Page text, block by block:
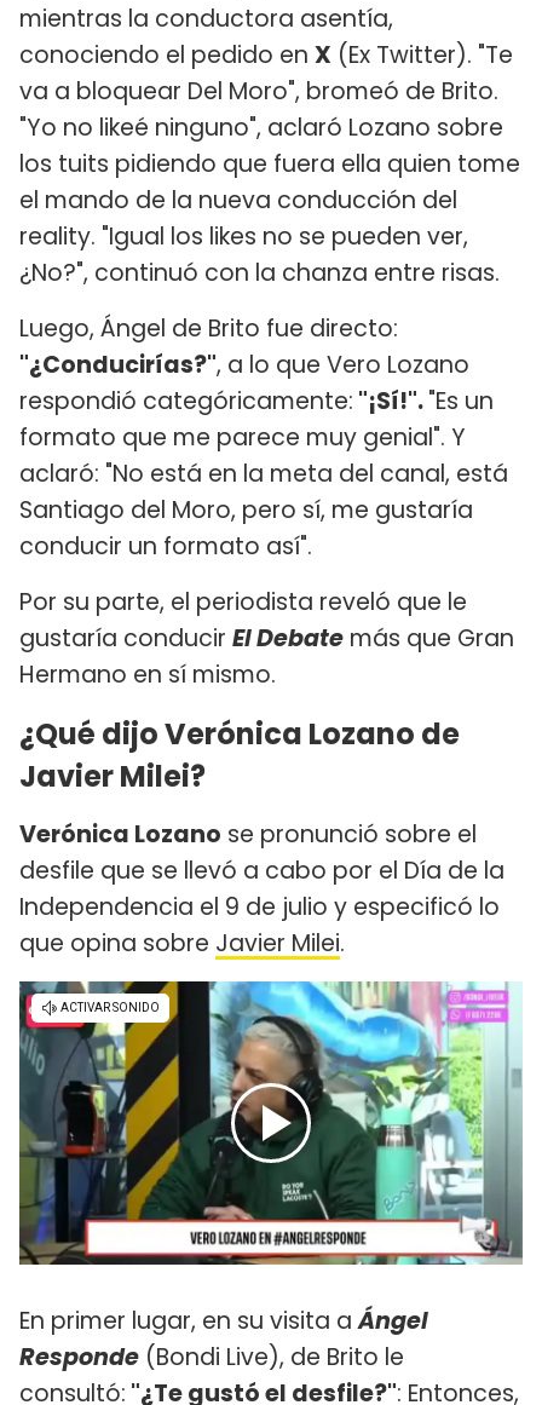
mientras la conductora asentía,
conociendo el pedido en X (Ex Twitter). "Te
va a bloquear Del Moro", bromeó de Brito.
"Yo no likeé ninguno", aclaró Lozano sobre
los tuits pidiendo que fuera ella quien tome
el mando de la nueva conducción del
reality. "Igual los likes no se pueden ver,
¿No?", continuó con la chanza entre risas.
Luego, Ángel de Brito fue directo:
"¿Conducirías?", a lo que Vero Lozano
respondió categóricamente: "¡Sí!"."Es un
formato que me parece muy genial". Y
aclaró: "No está en la meta del canal, está
Santiago del Moro, pero sí, me gustaría
conducir un formato así".
Por su parte, el periodista reveló que le
gustaría conducir El Debate más que Gran
Hermano en sí mismo.
¿Qué dijo Verónica Lozano de
Javier Milei?
Verónica Lozano se pronunció sobre el
desfile que se llevó a cabo por el Día de la
Independencia el 9 de julio y especificó lo
que opina sobre Javier Milei.
En primer lugar, en su visita aÁngel
Responde (Bondi Live), de Brito le
consultó: "¿Te gustó el desfile?": Entonces,